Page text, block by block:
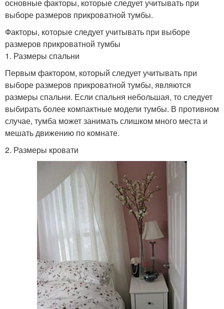
основные факторы, которые следует учитывать при
выборе размеров прикроватной тумбы.
Факторы, которые следует учитывать при выборе
размеров прикроватной тумбы
1. Размеры спальни
Первым фактором, который следует учитывать при
выборе размеров прикроватной тумбы, являются
размеры спальни. Если спальня небольшая, то следует
выбирать более компактные модели тумбы. В противном
случае, тумба может занимать слишком много места и
мешать движению по комнате.
2. Размеры кровати